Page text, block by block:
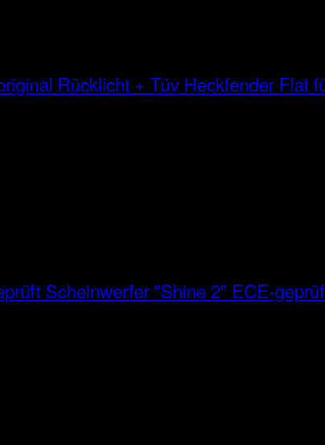
Heckfender Flat
Scheinwerfer "Shine 2" ECE-